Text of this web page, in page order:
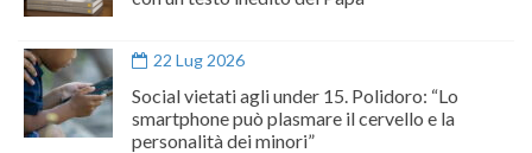
22 Lug 2026
Social vietati agli under 15. Polidoro: “Lo
smartphone può plasmare il cervello e la
personalità dei minori”